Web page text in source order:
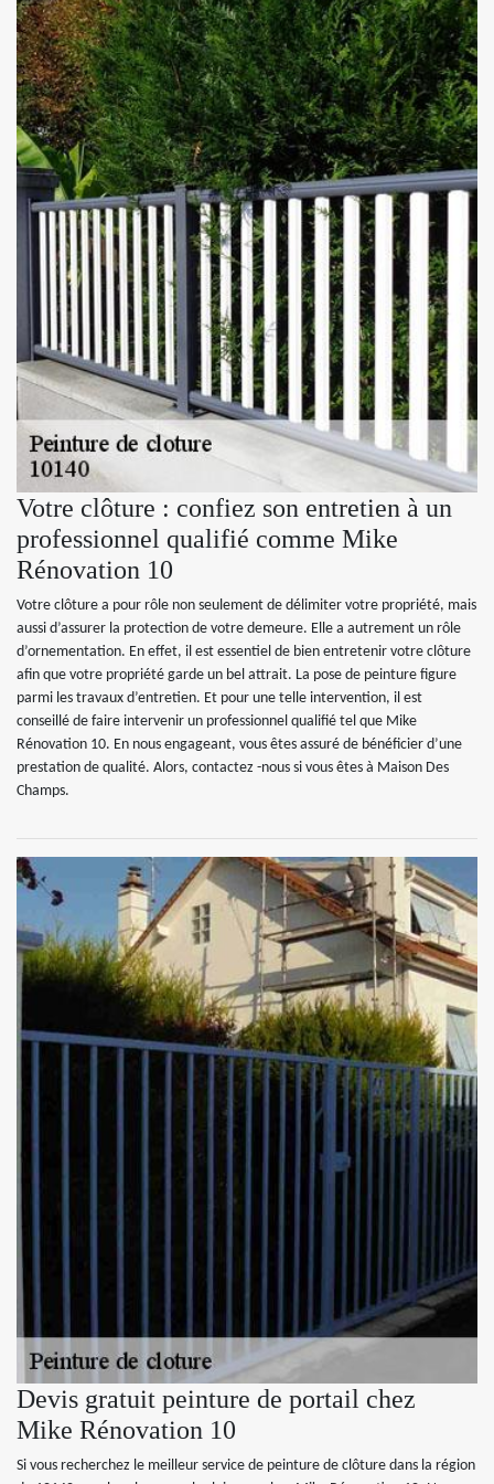
Votre clôture : confiez son entretien à un
professionnel qualifié comme Mike
Rénovation 10
Votre clôture a pour rôle non seulement de délimiter votre propriété, mais
aussi d’assurer la protection de votre demeure. Elle a autrement un rôle
d’ornementation. En effet, il est essentiel de bien entretenir votre clôture
afin que votre propriété garde un bel attrait. La pose de peinture figure
parmi les travaux d’entretien. Et pour une telle intervention, il est
conseillé de faire intervenir un professionnel qualifié tel que Mike
Rénovation 10. En nous engageant, vous êtes assuré de bénéficier d’une
prestation de qualité. Alors, contactez -nous si vous êtes à Maison Des
Champs.
Devis gratuit peinture de portail chez
Mike Rénovation 10
Si vous recherchez le meilleur service de peinture de clôture dans la région